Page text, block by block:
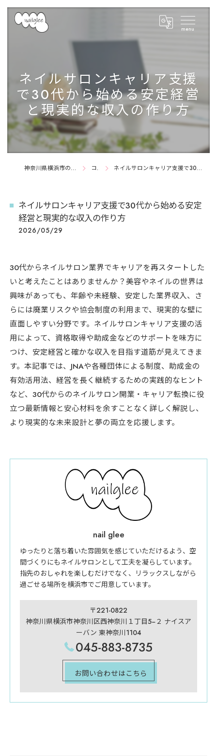
ネイルサロンキャリア支援
で30代から始める安定経営
と現実的な収入の作り方
神奈川県横浜市のネイルサロンならnail glee コラム ネイルサロンキャリア支援で30代から始める安定経営と現実的な収入の作り方
ネイルサロンキャリア支援で30代から始める安定
経営と現実的な収入の作り方
2026/05/29
30代からネイルサロン業界でキャリアを再スタートした
いと考えたことはありませんか？美容やネイルの世界は
興味があっても、年齢や未経験、安定した業界収入、さ
らには廃業リスクや協会制度の利用まで、現実的な壁に
直面しやすい分野です。ネイルサロンキャリア支援の活
用によって、資格取得や助成金などのサポートを味方に
つけ、安定経営と確かな収入を目指す道筋が見えてきま
す。本記事では、JNAや各種団体による制度、助成金の
有効活用法、経営を長く継続するための実践的なヒント
など、30代からのネイルサロン開業・キャリア転換に役
立つ最新情報と安心材料を余すことなく詳しく解説し、
より現実的な未来設計と夢の両立を応援します。
nail glee
ゆったりと落ち着いた雰囲気を感じていただけるよう、空
間づくりにもネイルサロンとして工夫を凝らしています。
指先のおしゃれを楽しむだけでなく、リラックスしながら
過ごせる場所を横浜市でご用意しています。
〒221-0822
神奈川県横浜市神奈川区西神奈川１丁目5−２ ナイスア
ーバン 東神奈川1104
045-883-8735
お問い合わせはこちら